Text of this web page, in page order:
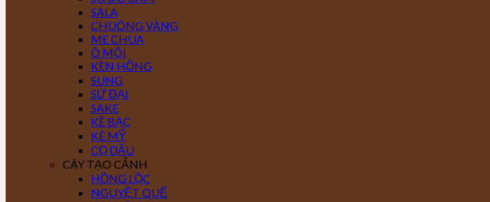
SALA
CHUÔNG VÀNG
ME CHUA
Ô MÔI
KÈN HỒNG
SUNG
SỨ ĐẠI
SAKE
KÈ BẠC
KÈ MỸ
CỌ DẦU
CÂY TẠO CẢNH
HỒNG LỘC
NGUYỆT QUẾ